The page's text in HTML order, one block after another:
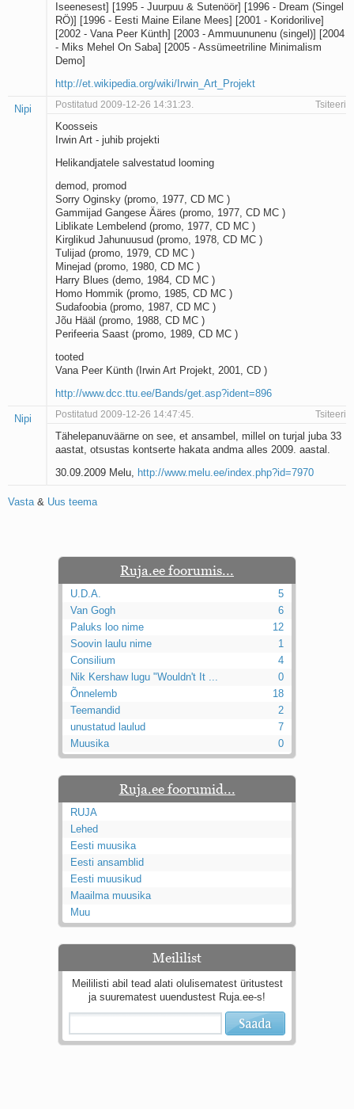
Iseenesest] [1995 - Juurpuu & Sutenöör] [1996 - Dream (Singel
RÖ)] [1996 - Eesti Maine Eilane Mees] [2001 - Koridorilive]
[2002 - Vana Peer Künth] [2003 - Ammuununenu (singel)] [2004
- Miks Mehel On Saba] [2005 - Assümeetriline Minimalism
Demo]
http://et.wikipedia.org/wiki/Irwin_Art_Projekt
Nipi Postitatud 2009-12-26 14:31:23. Tsiteeri
Koosseis
Irwin Art - juhib projekti
Helikandjatele salvestatud looming
demod, promod
Sorry Oginsky (promo, 1977, CD MC )
Gammijad Gangese Ääres (promo, 1977, CD MC )
Liblikate Lembelend (promo, 1977, CD MC )
Kirglikud Jahunuusud (promo, 1978, CD MC )
Tulijad (promo, 1979, CD MC )
Minejad (promo, 1980, CD MC )
Harry Blues (demo, 1984, CD MC )
Homo Hommik (promo, 1985, CD MC )
Sudafoobia (promo, 1987, CD MC )
Jõu Hääl (promo, 1988, CD MC )
Perifeeria Saast (promo, 1989, CD MC )
tooted
Vana Peer Künth (Irwin Art Projekt, 2001, CD )
http://www.dcc.ttu.ee/Bands/get.asp?ident=896
Nipi Postitatud 2009-12-26 14:47:45. Tsiteeri
Tähelepanuväärne on see, et ansambel, millel on turjal juba 33
aastat, otsustas kontserte hakata andma alles 2009. aastal.
30.09.2009 Melu, http://www.melu.ee/index.php?id=7970
Vasta& Uus teema
Ruja.ee foorumis...
U.D.A.
5
Van Gogh
6
Paluks loo nime
12
Soovin laulu nime
1
Consilium
4
Nik Kershaw lugu "Wouldn't It ...
0
Õnnelemb
18
Teemandid
2
unustatud laulud
7
Muusika
0
Ruja.ee foorumid...
RUJA
Lehed
Eesti muusika
Eesti ansamblid
Eesti muusikud
Maailma muusika
Muu
Meililist
Meililisti abil tead alati olulisematest üritustest
ja suurematest uuendustest Ruja.ee-s!